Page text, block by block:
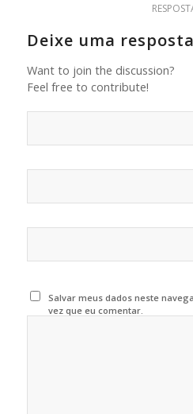
Deixe uma resposta
Want to join the discussion?
Feel free to contribute!
Salvar meus dados neste
vez que eu comentar.